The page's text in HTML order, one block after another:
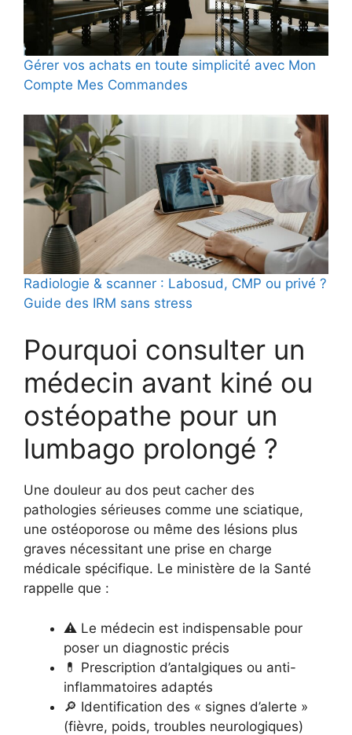
Gérer vos achats en toute simplicité avec Mon
Compte Mes Commandes
Radiologie & scanner : Labosud, CMP ou privé ?
Guide des IRM sans stress
Pourquoi consulter un
médecin avant kiné ou
ostéopathe pour un
lumbago prolongé ?
Une douleur au dos peut cacher des
pathologies sérieuses comme une sciatique,
une ostéoporose ou même des lésions plus
graves nécessitant une prise en charge
médicale spécifique. Le ministère de la Santé
rappelle que :
⚠️ Le médecin est indispensable pour
poser un diagnostic précis
💊 Prescription d’antalgiques ou anti-
inflammatoires adaptés
🔎 Identification des « signes d’alerte »
(fièvre, poids, troubles neurologiques)